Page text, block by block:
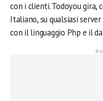
con i clienti. Todoyou gira,
Italiano, su qualsiasi
con il linguaggio Php e il